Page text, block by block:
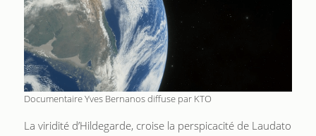
Documentaire Yves Bernanos diffuse par KTO
La viridité d’Hildegarde, croise la perspicacité de Laudato